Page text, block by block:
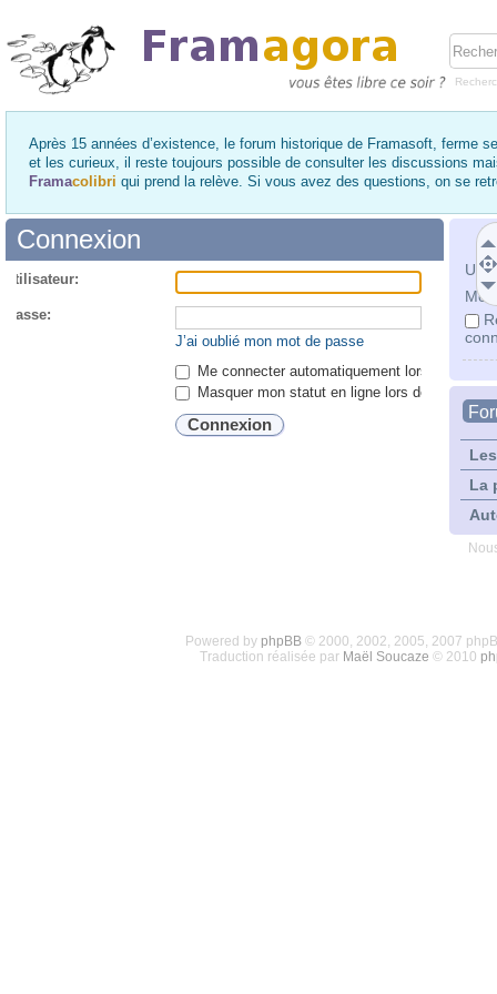
Après 15 années d’existence, le forum historique de Framasoft, ferme
et les curieux, il reste toujours possible de consulter les discussions
Framacolibri qui prend la relève. Si vous avez des questions, on se
Mot
La
Connexion
passe:
J’ai oublié mon mot de passe
Me connecter automatiquement lors de
Masquer mon statut en ligne lors de cette
Powered by phpBB© 2000, 2002, 2005, 2007
Traduction réalisée par Maël Soucaze © 2010